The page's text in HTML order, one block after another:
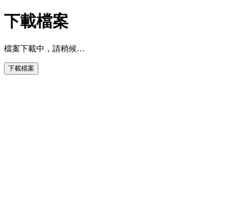
下載檔案
檔案下載中，請稍候…
下載檔案